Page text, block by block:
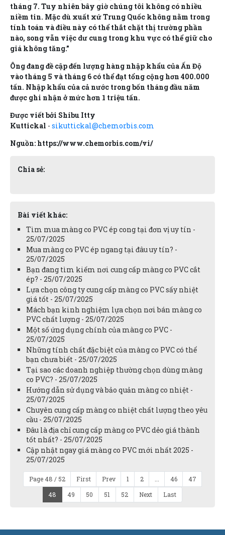
tháng 7. Tuy nhiên bây giờ chúng tôi không có nhiều
niềm tin. Mặc dù xuất xứ Trung Quốc không nằm trong
tính toán và điều này có thể thắt chặt thị trường phần
nào, song vẫn việc dư cung trong khu vực có thể giữ cho
giá không tăng.”
Ông đang đề cập đến lượng hàng nhập khẩu của Ấn Độ
vào tháng 5 và tháng 6 có thể đạt tổng cộng hơn 400.000
tấn. Nhập khẩu của cả nước trong bốn tháng đầu năm
được ghi nhận ở mức hơn 1 triệu tấn.
Được viết bởi Shibu Itty
Kuttickal - sikuttickal@chemorbis.com
Nguồn: https://www.chemorbis.com/vi/
Chia sẻ:
Bài viết khác:
Tìm mua màng co PVC ép cong tại đơn vị uy tín -
25/07/2025
Mua màng co PVC ép ngang tại đâu uy tín? -
25/07/2025
Bạn đang tìm kiếm nơi cung cấp màng co PVC cắt
ép? - 25/07/2025
Lựa chọn công ty cung cấp màng co PVC sấy nhiệt
giá tốt - 25/07/2025
Mách bạn kinh nghiệm lựa chọn nơi bán màng co
PVC chất lượng - 25/07/2025
Một số ứng dụng chính của màng co PVC -
25/07/2025
Những tính chất đặc biệt của màng co PVC có thể
bạn chưa biết - 25/07/2025
Tại sao các doanh nghiệp thường chọn dùng màng
co PVC? - 25/07/2025
Hướng dẫn sử dụng và bảo quản màng co nhiệt -
25/07/2025
Chuyên cung cấp màng co nhiệt chất lượng theo yêu
cầu - 25/07/2025
Đâu là địa chỉ cung cấp màng co PVC dẻo giá thành
tốt nhất? - 25/07/2025
Cập nhật ngay giá màng co PVC mới nhất 2025 -
25/07/2025
Page 48 / 52 First Prev 1 2 46
47
48
49 50 51 52 Next Last